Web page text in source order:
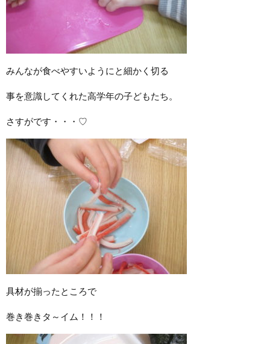
みんなが食べやすいようにと細かく切る
事を意識してくれた高学年の子どもたち。
さすがです・・・♡
具材が揃ったところで
巻き巻きタ～イム！！！